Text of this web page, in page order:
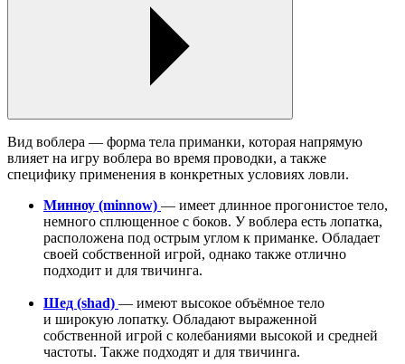
Вид воблера — форма тела приманки, которая напрямую
влияет на игру воблера во время проводки, а также
специфику применения в конкретных условиях ловли.
Минноу (minnow) — имеет длинное прогонистое тело,
немного сплющенное с боков. У воблера есть лопатка,
расположена под острым углом к приманке. Обладает
своей собственной игрой, однако также отлично
подходит и для твичинга.
Шед (shad) — имеют высокое объёмное тело
и широкую лопатку. Обладают выраженной
собственной игрой с колебаниями высокой и средней
частоты. Также подходят и для твичинга.